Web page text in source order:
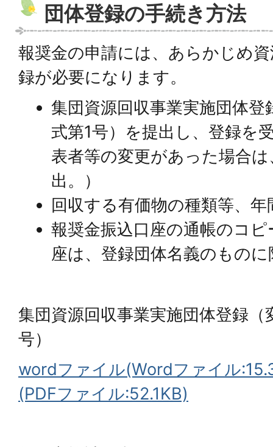
団体登録の手続き方法
報奨金の申請には、あらかじめ
録が必要になります。
集団資源回収事業実施団体登
式第1号）を提出し、登録を
表者等の変更があった場合
出。）
回収する有価物の種類等、
報奨金振込口座の通帳のコ
座は、登録団体名義のもの
集団資源回収事業実施団体登録（
号）
wordファイル(Wordファイル
(PDFファイル:52.1KB)